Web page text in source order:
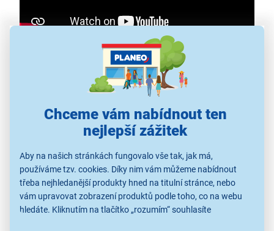
Chceme vám nabídnout ten
nejlepší zážitek
Aby na našich stránkách fungovalo vše tak, jak má,
používáme tzv. cookies. Díky nim vám můžeme nabídnout
třeba nejhledanější produkty hned na titulní stránce, nebo
vám upravovat zobrazení produktů podle toho, co na webu
hledáte. Kliknutím na tlačítko „rozumím“ souhlasíte
Stavebnice LEGO® Botanicals 11511
Lekníny